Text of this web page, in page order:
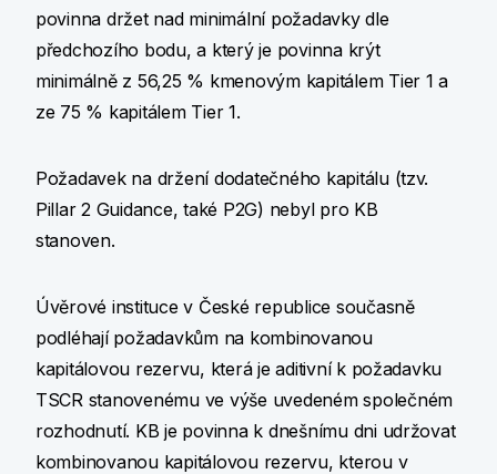
povinna držet nad minimální požadavky dle
předchozího bodu, a který je povinna krýt
minimálně z 56,25 % kmenovým kapitálem Tier 1 a
ze 75 % kapitálem Tier 1.
Požadavek na držení dodatečného kapitálu (tzv.
Pillar 2 Guidance, také P2G) nebyl pro KB
stanoven.
Úvěrové instituce v České republice současně
podléhají požadavkům na kombinovanou
kapitálovou rezervu, která je aditivní k požadavku
TSCR stanovenému ve výše uvedeném společném
rozhodnutí. KB je povinna k dnešnímu dni udržovat
kombinovanou kapitálovou rezervu, kterou v